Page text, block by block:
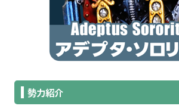
勢力紹介